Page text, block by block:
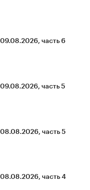
часть 6
часть 5
часть 5
часть 4